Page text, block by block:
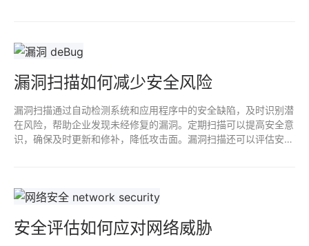
漏洞扫描如何减少安全风险
漏洞扫描通过自动检测系统和应用程序中的安全缺陷，及时识别潜
在风险，帮助企业发现未经修复的漏洞。定期扫描可以提高安全意
识，确保及时更新和修补，降低攻击面。漏洞扫描还可以评估安全
安全评估如何应对网络威胁